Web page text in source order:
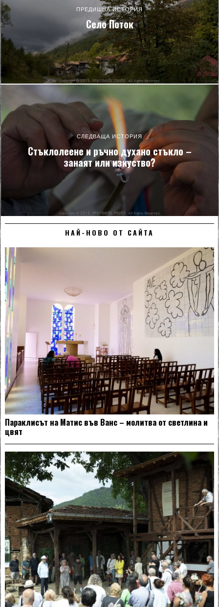
ПРЕДИШНА ИСТОРИЯ
Село Поток
СЛЕДВАЩА ИСТОРИЯ
Стъклолеене и ръчно духано стъкло –
занаят или изкуство?
НАЙ-НОВО ОТ САЙТА
Параклисът на Матис във Ванс – молитва от светлина и
цвят